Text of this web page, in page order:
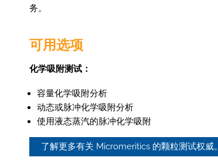
务。
可用选项
化学吸附测试：
容量化学吸附分析
动态或脉冲化学吸附分析
使用液态蒸汽的脉冲化学吸附
了解更多有关 Micromeritics 的颗粒测试权威。